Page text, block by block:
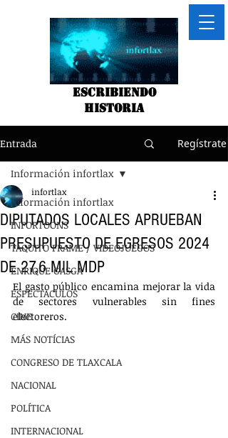
Escribiendo
historia
Entrada Regístrate
Información infortlax
INFORTOONS
TAQUITO FRAME / VIDEOJUEGOS
ENRIQUE GASGA
ESPECTACULOS
CINE
MÁS NOTÍCIAS
CONGRESO DE TLAXCALA
NACIONAL
POLÍTICA
INTERNACIONAL
Información infortlax
DIPUTADOS LOCALES APRUEBAN
PRESUPUESTO DE EGRESOS 2024
DE 27.6 MIL MDP
infortlax
El gasto público encamina mejorar la vida
de sectores vulnerables sin fines
electoreros.